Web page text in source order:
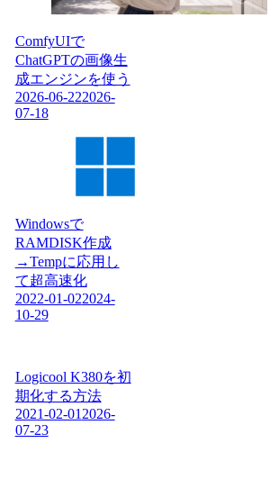
ComfyUIで
ChatGPTの画像生
成エンジンを使う
2026-06-222026-
07-18
Windowsで
RAMDISK作成
→Tempに応用し
て超高速化
2022-01-022024-
10-29
Logicool K380を初
期化する方法
2021-02-01 2026-
07-23